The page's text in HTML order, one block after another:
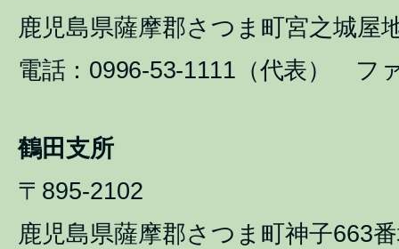
鹿児島県薩摩郡さつま町宮之城屋
電話：0996-53-1111（代表） フ
鶴田支所
〒895-2102
鹿児島県薩摩郡さつま町神子663